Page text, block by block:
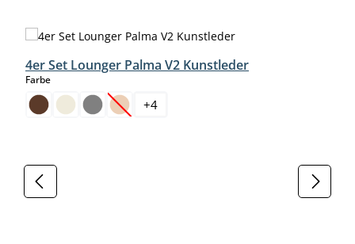
4er Set Lounger Palma V2 Kunstleder
Farbeauswählen
(Diese Option ist zurzeit nicht verfügbar.)
+4